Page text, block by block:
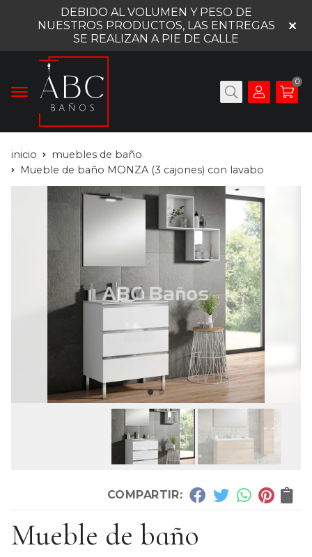
DEBIDO AL VOLUMEN Y PESO DE
NUESTROS PRODUCTOS, LAS ENTREGAS
SE REALIZAN A PIE DE CALLE
0
inicio
muebles de baño
Mueble de baño MONZA (3 cajones) con lavabo
COMPARTIR:
Mueble de baño